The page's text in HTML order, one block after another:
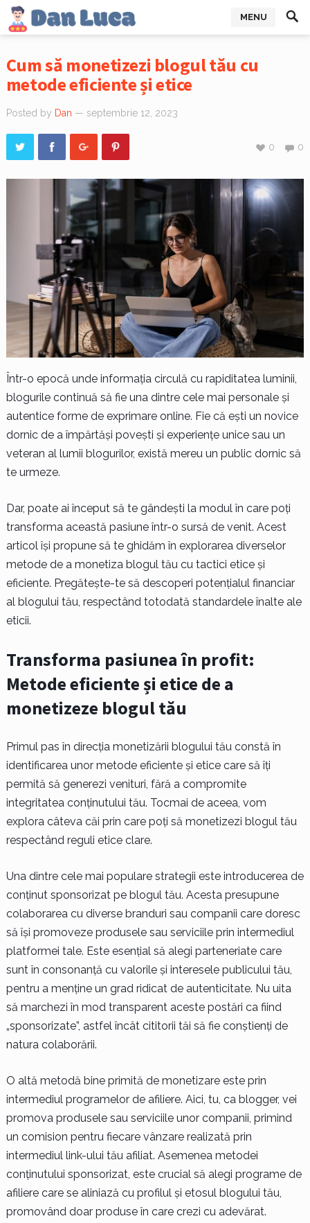
MENU
Cum să monetizezi blogul tău cu
metode eficiente și etice
Posted by Dan — septembrie 12, 2023
0
0
Într-o epocă unde informația circulă cu rapiditatea luminii,
blogurile continuă să fie una dintre cele mai personale și
autentice forme de exprimare online. Fie că ești un novice
dornic de a împărtăși povești și experiențe unice sau un
veteran al lumii blogurilor, există mereu un public dornic să
te urmeze.
Dar, poate ai început să te gândești la modul în care poți
transforma această pasiune într-o sursă de venit. Acest
articol își propune să te ghidăm în explorarea diverselor
metode de a monetiza blogul tău cu tactici etice și
eficiente. Pregătește-te să descoperi potențialul financiar
al blogului tău, respectând totodată standardele înalte ale
eticii.
Transforma pasiunea în profit:
Metode eficiente și etice de a
monetizeze blogul tău
Primul pas în direcția monetizării blogului tău constă în
identificarea unor metode eficiente și etice care să îți
permită să generezi venituri, fără a compromite
integritatea conținutului tău. Tocmai de aceea, vom
explora câteva căi prin care poți să monetizezi blogul tău
respectând reguli etice clare.
Una dintre cele mai populare strategii este introducerea de
conținut sponsorizat pe blogul tău. Acesta presupune
colaborarea cu diverse branduri sau companii care doresc
să își promoveze produsele sau serviciile prin intermediul
platformei tale. Este esențial să alegi parteneriate care
sunt în consonanță cu valorile și interesele publicului tău,
pentru a menține un grad ridicat de autenticitate. Nu uita
să marchezi în mod transparent aceste postări ca fiind
„sponsorizate”, astfel încât cititorii tăi să fie conștienți de
natura colaborării.
O altă metodă bine primită de monetizare este prin
intermediul programelor de afiliere. Aici, tu, ca blogger, vei
promova produsele sau serviciile unor companii, primind
un comision pentru fiecare vânzare realizată prin
intermediul link-ului tău afiliat. Asemenea metodei
conținutului sponsorizat, este crucial să alegi programe de
afiliere care se aliniază cu profilul și etosul blogului tău,
promovând doar produse în care crezi cu adevărat.